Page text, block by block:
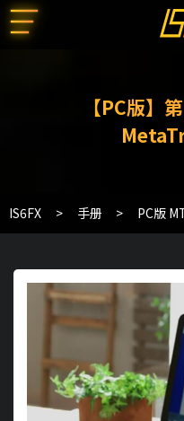
【PC版】
IS6FX 手册 PC版